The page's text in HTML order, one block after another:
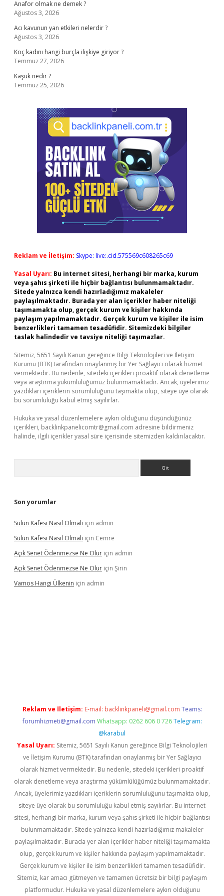
Anafor olmak ne demek ?
Ağustos 3, 2026
Acı kavunun yan etkileri nelerdir ?
Ağustos 3, 2026
Koç kadını hangi burçla ilişkiye giriyor ?
Temmuz 27, 2026
Kaşuk nedir ?
Temmuz 25, 2026
Reklam ve İletişim: Skype: live:.cid.575569c608265c69
Yasal Uyarı: Bu internet sitesi, herhangi bir marka, kurum
veya şahıs şirketi ile hiçbir bağlantısı bulunmamaktadır.
Sitede yalnızca kendi hazırladığımız makaleler
paylaşılmaktadır. Burada yer alan içerikler haber niteliği
taşımamakta olup, gerçek kurum ve kişiler hakkında
paylaşım yapılmamaktadır. Gerçek kurum ve kişiler ile isim
benzerlikleri tamamen tesadüfidir. Sitemizdeki bilgiler
taslak halindedir ve tavsiye niteliği taşımazlar.
Sitemiz, 5651 Sayılı Kanun gereğince Bilgi Teknolojileri ve İletişim
Kurumu (BTK) tarafından onaylanmış bir Yer Sağlayıcı olarak hizmet
vermektedir. Bu nedenle, sitedeki içerikleri proaktif olarak denetleme
veya araştırma yükümlülüğümüz bulunmamaktadır. Ancak, üyelerimiz
yazdıkları içeriklerin sorumluluğunu taşımakta olup, siteye üye olarak
bu sorumluluğu kabul etmiş sayılırlar.
Hukuka ve yasal düzenlemelere aykırı olduğunu düşündüğünüz
içerikleri, backlinkpanelicomtr@gmail.com adresine bildirmeniz
halinde, ilgili içerikler yasal süre içerisinde sitemizden kaldırılacaktır.
Son yorumlar
Sülün Kafesi Nasıl Olmalı için admin
Sülün Kafesi Nasıl Olmalı için Cemre
Açık Senet Ödenmezse Ne Olur için admin
Açık Senet Ödenmezse Ne Olur için Şirin
Vamos Hangi Ülkenin için admin
Reklam ve İletişim: E-mail: backlinkpaneli@gmail.com Teams:
forumhizmeti@gmail.com Whatsapp: 0262 606 0 726 Telegram:
@karabul
Yasal Uyarı: Sitemiz, 5651 Sayılı Kanun gereğince Bilgi Teknolojileri
ve İletişim Kurumu (BTK) tarafından onaylanmış bir Yer Sağlayıcı
olarak hizmet vermektedir. Bu nedenle, sitedeki içerikleri proaktif
olarak denetleme veya araştırma yükümlülüğümüz bulunmamaktadır.
Ancak, üyelerimiz yazdıkları içeriklerin sorumluluğunu taşımakta olup,
siteye üye olarak bu sorumluluğu kabul etmiş sayılırlar. Bu internet
sitesi, herhangi bir marka, kurum veya şahıs şirketi ile hiçbir bağlantısı
bulunmamaktadır. Sitede yalnızca kendi hazırladığımız makaleler
paylaşılmaktadır. Burada yer alan içerikler haber niteliği taşımamakta
olup, gerçek kurum ve kişiler hakkında paylaşım yapılmamaktadır.
Gerçek kurum ve kişiler ile isim benzerlikleri tamamen tesadüfidir.
Sitemiz, kar amacı gütmeyen ve tamamen ücretsiz bir bilgi paylaşım
platformudur. Hukuka ve yasal düzenlemelere aykırı olduğunu